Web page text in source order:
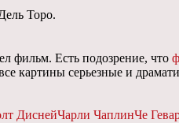
Торо.
фильм. Есть подозрение, что
картины серьезные и
ДиснейЧарли ЧаплинЧе